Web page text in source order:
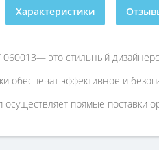
Характеристики
это стильный
обеспечат эффективное и
прямые поставки